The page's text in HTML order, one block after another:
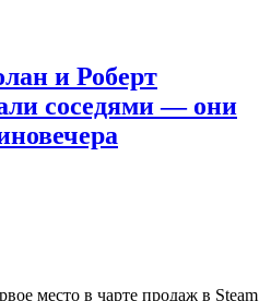
и Роберт
соседями — они
место в чарте продаж в Steam